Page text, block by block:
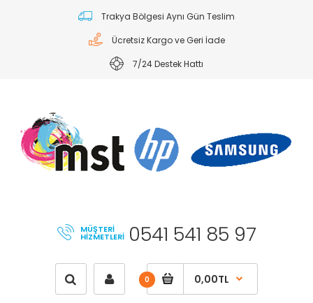
Trakya Bölgesi Aynı Gün Teslim
Ücretsiz Kargo ve Geri İade
7/24 Destek Hattı
MÜŞTERI
HIZMETLERI 0541 541 85 97
0 0,00TL